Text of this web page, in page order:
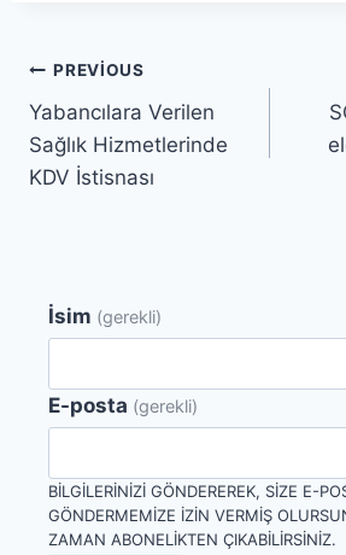
Yazı
gezinmesi
PREVIOUS
Yabancılara Verilen
Sağlık Hizmetlerinde
KDV İstisnası
İsim (gerekli)
E-posta (gerekli)
BILGILERINIZI GÖNDEREREK, SIZE E-
GÖNDERMEMIZE IZIN VERMIŞ
ZAMAN ABONELIKTEN ÇIKABILIRSINIZ.